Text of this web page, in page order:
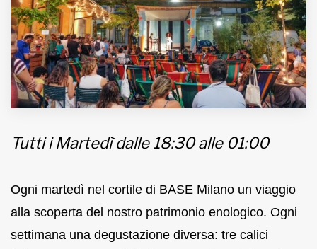
Inviateci le vostre segnalazioni
Iscriviti alla newsletter
www.viveremilano.info
Fondato e diretto da Enzo De
EDB edizioni - Via Brivio angolo C.
Tutti i Martedì dalle 18:30 alle 01:00
Ogni martedì nel cortile di BASE Milano un viaggio
alla scoperta del nostro patrimonio enologico. Ogni
settimana una degustazione diversa: tre calici